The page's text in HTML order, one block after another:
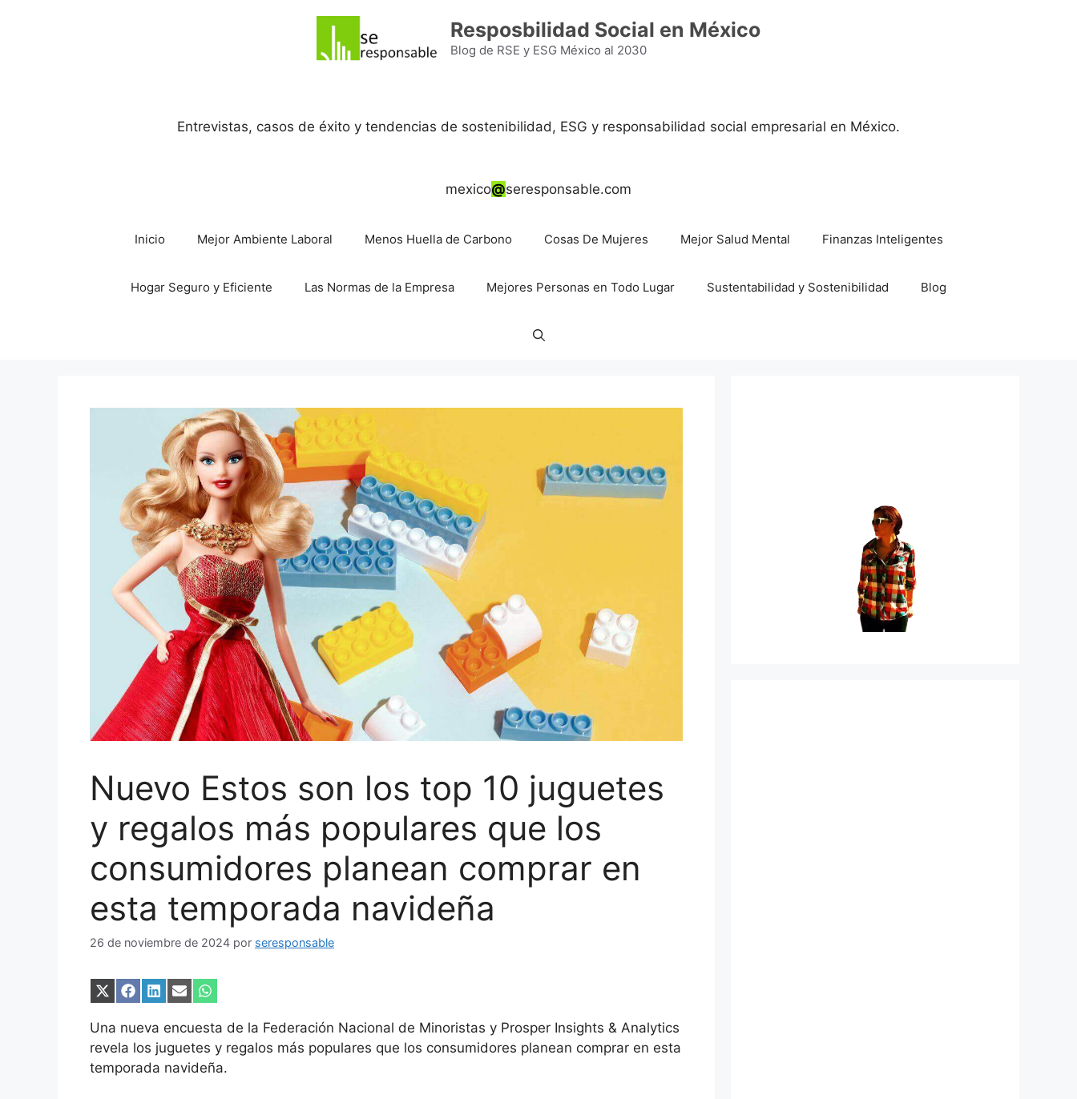
Resposbilidad Social en México
Blog de RSE y ESG México al 2030
Entrevistas, casos de éxito y tendencias de sostenibilidad, ESG y responsabilidad social empresarial en México.
mexico@seresponsable.com
Inicio Mejor Ambiente Laboral Menos Huella de Carbono Cosas De Mujeres Mejor Salud Mental Finanzas Inteligentes
Hogar Seguro y Eficiente Las Normas de la Empresa Mejores Personas en Todo Lugar Sustentabilidad y Sostenibilidad Blog
Nuevo Estos son los top 10 juguetes
y regalos más populares que los
consumidores planean comprar en
esta temporada navideña
26 de noviembre de 2024 por seresponsable
Compartir
X
(Twitter)
Compartir
Facebook
Compartir
LinkedIn
Compartir
Email
Compartir
WhatsApp
Una nueva encuesta de la Federación Nacional de Minoristas y Prosper Insights & Analytics
revela los juguetes y regalos más populares que los consumidores planean comprar en esta
temporada navideña.